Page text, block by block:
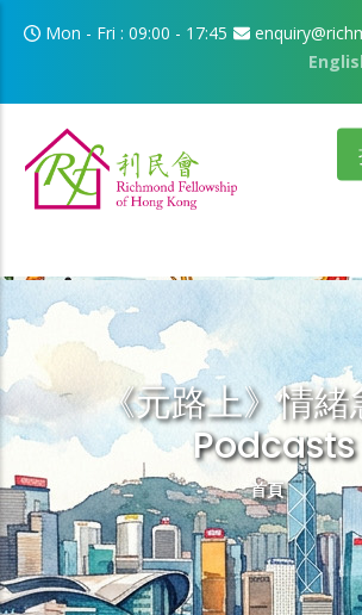
移至主內容
Mon - Fri : 09:00 - 17:45
《元路上》情緒
Podcasts
導航連
首頁